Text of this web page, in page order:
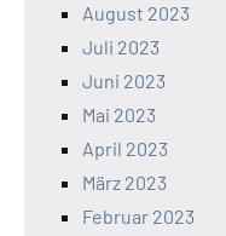
August 2023
Juli 2023
Juni 2023
Mai 2023
April 2023
März 2023
Februar 2023